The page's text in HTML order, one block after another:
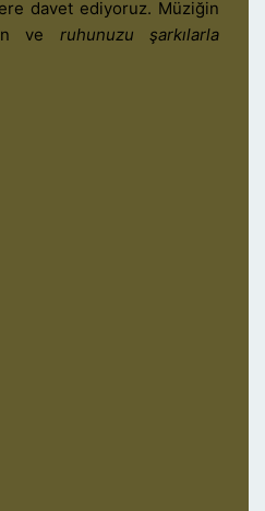
davet ediyoruz. Müziğin
ve ruhunuzu şarkılarla